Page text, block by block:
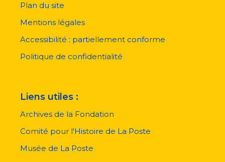
pied
page
Plan du site
Mentions légales
Accessibilité : partiellement conforme
Politique de confidentialité
Liens utiles :
Archives de la Fondation
Comité pour l'Histoire de La Poste
Musée de La Poste